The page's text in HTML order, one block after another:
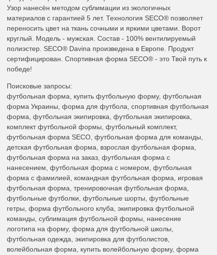
Узор нанесён методом сублимации из экологичных
материалов с гарантией 5 лет. Технология SECO® позволяет
переносить цвет на ткань сочными и яркими цветами. Ворот
круглый. Модель - мужская. Состав - 100% вентилируемый
полиэстер. SECO® Davina произведена в Европе. Продукт
сертифицирован. Спортивная форма SECO® - это Твой путь к
победе!
Поисковые запросы:
футбольная форма, купить футбольную форму, футбольная
форма Украины, форма для футбола, спортивная футбольная
форма, футбольная экипировка, футбольная экипировка,
комплект футбольной формы, футбольный комплект,
футбольная форма SECO, футбольная форма для команды,
детская футбольная форма, взрослая футбольная форма,
футбольная форма на заказ, футбольная форма с
нанесением, футбольная форма с номером, футбольная
форма с фамилией, командная футбольная форма, игровая
футбольная форма, тренировочная футбольная форма,
футбольные футболки, футбольные шорты, футбольные
гетры, форма футбольного клуба, экипировка футбольной
команды, сублимация футбольной формы, нанесение
логотипа на форму, форма для футбольной школы,
футбольная одежда, экипировка для футболистов,
волейбольная форма, купить волейбольную форму, форма